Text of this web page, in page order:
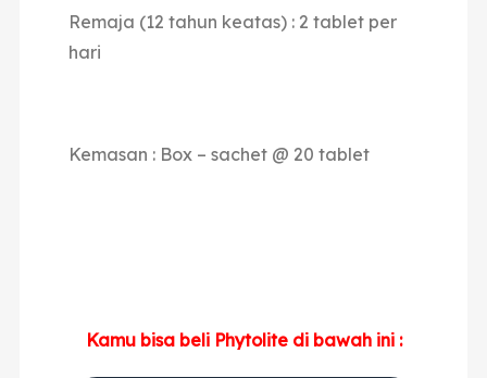
Remaja (12 tahun keatas) : 2 tablet per
hari
Kemasan : Box – sachet @ 20 tablet
Kamu bisa beli Phytolite di bawah ini :